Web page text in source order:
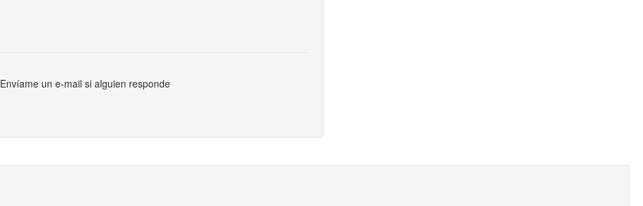
Envíame un e-mail si alguien responde